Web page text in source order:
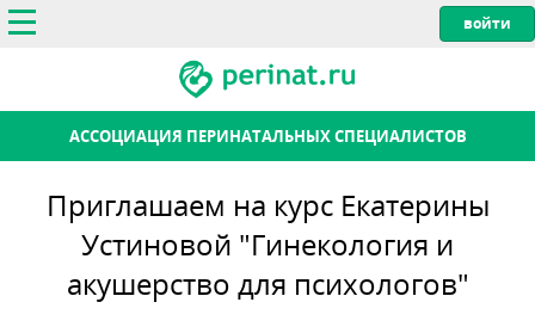
АССОЦИАЦИЯ ПЕРИНАТАЛЬНЫХ СПЕЦИАЛИСТОВ
Приглашаем на курс Екатерины
Устиновой "Гинекология и
акушерство для психологов"